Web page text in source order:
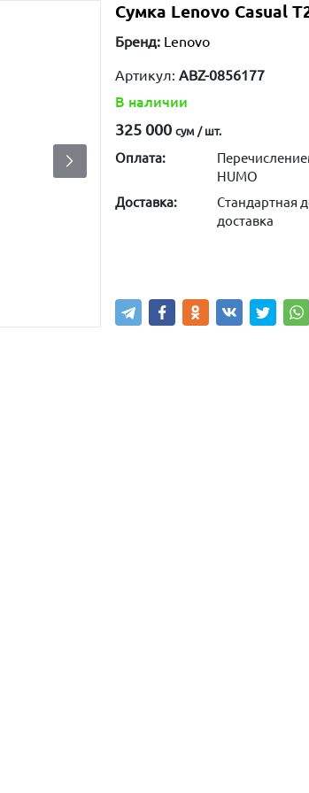
Сумка Lenovo Casual
Бренд: Lenovo
Артикул: ABZ-0856177
В наличии
325 000 сум / шт.
Оплата:
HUMO
Доставка:
Стандартная
доставка